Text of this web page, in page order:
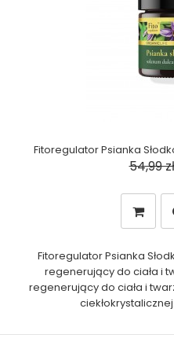
Fitoregulator Psianka
54,99 zł
Fitoregulator Psianka
regenerujący do ciała i
regenerujący do ciała i